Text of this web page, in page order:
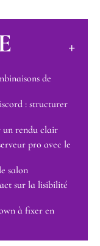
de
: structurer
rendu clair
pro avec le
salon
sur la lisibilité
à fixer en